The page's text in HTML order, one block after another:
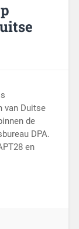
van Duitse
de
DPA.
en